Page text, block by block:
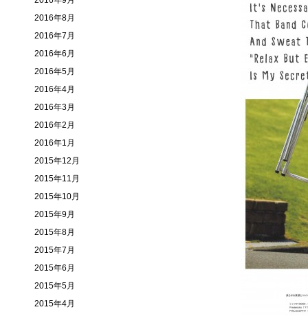
2016年8月
2016年7月
2016年6月
2016年5月
2016年4月
2016年3月
2016年2月
2016年1月
2015年12月
2015年11月
2015年10月
2015年9月
2015年8月
2015年7月
2015年6月
2015年5月
2015年4月